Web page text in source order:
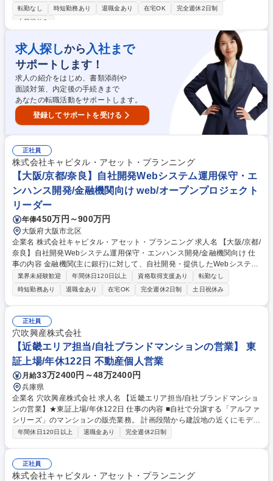
要件定義から運用までの、スマホアプリ開発をお任せします。 ■現在約30
社以上の金融機関との取引があり、年間約300プロジェクト受注していま
発して頂きます。 ■ＰＭ・ＩＴコンサルタント・テクニカルリードエンジ
ニア等、社員の志向性に応じてキャリアを設定します。 募集職種 大阪
【スマホアプリエンジニア】世界水準の自社開発で専門性UP◆在宅勤務
可
転勤なし
時短勤務あり 退職金あり 在宅OK
完全週休2日制
土日祝休み
求人探しから 入社まで
サポートします！
求人の紹介をはじめ、書類添削や
面談対策、内定後の手続きまで
あなたの転職活動をサポートします。
登録してサポートを受ける
正社員
株式会社キャピタル・アセット・プランニング
【大阪/京都/奈良】自社開発Webシステム運用保守・エ
ンハンス開発/金融機関向け web/オープンプロジェクト
リーダー
年俸450万円～900万円
大阪府大阪市北区
企業名 株式会社キャピタル・アセット・プランニング 求人名 【大阪/京都/
奈良】自社開発Webシステム運用保守・エンハンス開発/金融機関向け 仕
事の内容 金融機関(主に銀行)に対して、自社開発・提供したWebシステム
の運用保守業務をお任せします。クライアント先に常駐し、システムの安
定稼働を支え、業務改善や機能追加などのエンハンス対応にも従事いただ
きます。 ■自社開発Webシステムの運用・保守業務 ■問い合わせ対応、障
害発生時の一次切り分け・調査・対応 ■既存機能の改修、軽微な機能追加
などのエンハンス対応 ■クライアントからの要望・課題の整理、改善提案
■社内開発チーム（請負開発側）との連携・各種調整 ※既存システムを理
解し、安定運用と改善を積み重ねていく業務が中心となります 募集職種
【大阪/京都/奈良】自社開発Webシステム運用保守・エンハンス開発/金融
機関向け
業界未経験歓迎 年間休日120日以上 資格取得支援あり
転勤なし
時短勤務あり
退職金あり 在宅OK 完全週休2日制 土日祝休み
正社員
穴吹興産株式会社
【近畿エリア担当/自社ブランドマンションの営業】 東
証上場/年休122日 不動産個人営業
月給33万2400円～48万2400円
兵庫県
企業名 穴吹興産株式会社 求人名 【近畿エリア担当/自社ブランドマンショ
ンの営業】★東証上場/年休122日 仕事の内容 ■自社で分譲する「アルファ
シリーズ」のマンションの販売業務。 計画段階から建設地の近くにモデル
ルームを常設し、現地での集客（ポスティング等）から、来場者への接
につなげる仕事です。 ◎標準的には一棟50～100戸の物件を、5～8名の
チームで半年～1年をかけて販売します。 ◎営業スタイルやローン・契約
年間休日120日以上 退職金あり 完全週休2日制
正社員
株式会社キャピタル・アセット・プランニング